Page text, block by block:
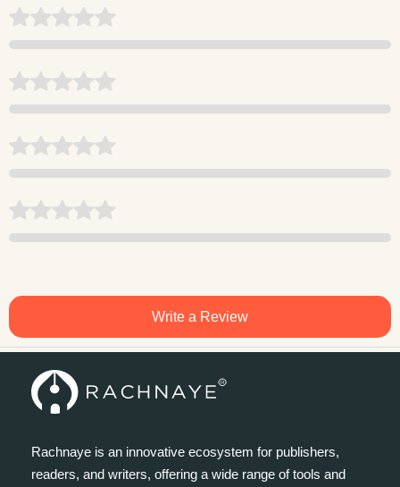
Write a Review
Rachnaye is an innovative ecosystem for publishers,
readers, and writers, offering a wide range of tools and